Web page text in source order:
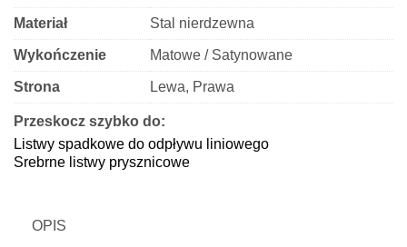
Materiał Stal nierdzewna
Wykończenie Matowe / Satynowane
Strona Lewa, Prawa
Przeskocz szybko do:
Listwy spadkowe do odpływu liniowego
Srebrne listwy prysznicowe
OPIS